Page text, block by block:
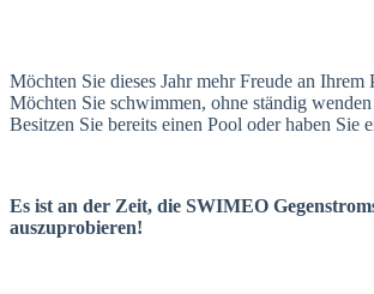
Möchten Sie dieses Jahr mehr Freude an Ihrem
Möchten Sie schwimmen, ohne ständig wenden
Besitzen Sie bereits einen Pool oder haben Sie
Es ist an der Zeit, die SWIMEO
auszuprobieren!